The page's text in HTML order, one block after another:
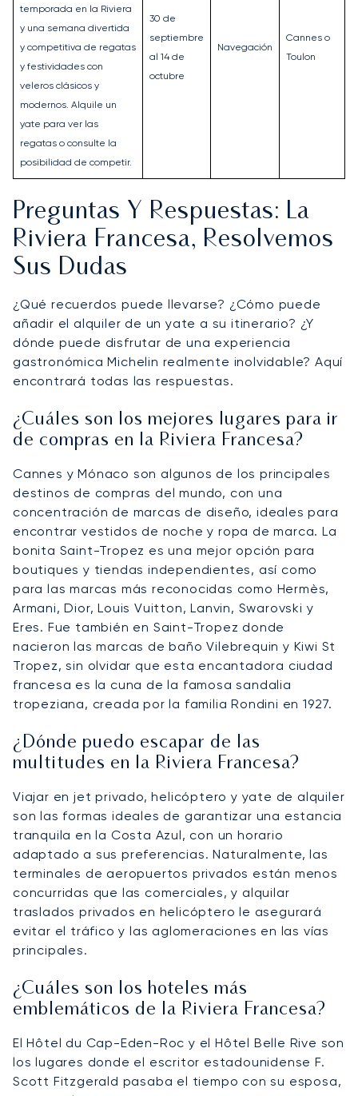
temporada en la Riviera
y una semana divertida
y competitiva de regatas
y festividades con
veleros clásicos y
modernos. Alquile un
yate para ver las
regatas o consulte la
posibilidad de competir.
30 de
septiembre
al 14 de
octubre
Navegación
Cannes o
Toulon
Preguntas Y Respuestas: La
Riviera Francesa, Resolvemos
Sus Dudas
¿Qué recuerdos puede llevarse? ¿Cómo puede
añadir el alquiler de un yate a su itinerario? ¿Y
dónde puede disfrutar de una experiencia
gastronómica Michelin realmente inolvidable? Aquí
encontrará todas las respuestas.
¿Cuáles son los mejores lugares para ir
de compras en la Riviera Francesa?
Cannes y Mónaco son algunos de los principales
destinos de compras del mundo, con una
concentración de marcas de diseño, ideales para
encontrar vestidos de noche y ropa de marca. La
bonita Saint-Tropez es una mejor opción para
boutiques y tiendas independientes, así como
para las marcas más reconocidas como Hermès,
Armani, Dior, Louis Vuitton, Lanvin, Swarovski y
Eres. Fue también en Saint-Tropez donde
nacieron las marcas de baño Vilebrequin y Kiwi St
Tropez, sin olvidar que esta encantadora ciudad
francesa es la cuna de la famosa sandalia
tropeziana, creada por la familia Rondini en 1927.
¿Dónde puedo escapar de las
multitudes en la Riviera Francesa?
Viajar en jet privado, helicóptero y yate de alquiler
son las formas ideales de garantizar una estancia
tranquila en la Costa Azul, con un horario
adaptado a sus preferencias. Naturalmente, las
terminales de aeropuertos privados están menos
concurridas que las comerciales, y alquilar
traslados privados en helicóptero le asegurará
evitar el tráfico y las aglomeraciones en las vías
principales.
¿Cuáles son los hoteles más
emblemáticos de la Riviera Francesa?
El Hôtel du Cap-Eden-Roc y el Hôtel Belle Rive son
los lugares donde el escritor estadounidense F.
Scott Fitzgerald pasaba el tiempo con su esposa,